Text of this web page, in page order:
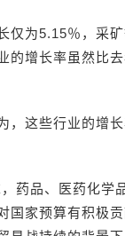
仅为5.15％，采
增长率虽然比
，这些行业的增
药品、医药化学
国家预算有积极